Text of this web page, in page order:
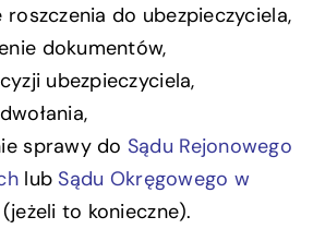
roszczenia do ubezpieczyciela,
dokumentów,
ubezpieczyciela,
sprawy do Sądu Rejonowego
lub Sądu Okręgowego w
(jeżeli to konieczne).